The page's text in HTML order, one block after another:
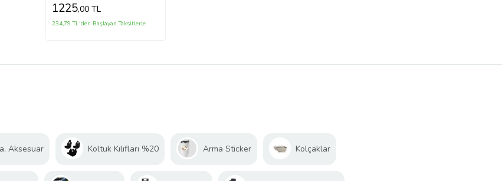
1225,00 TL
234,79 TL'den Başlayan Taksitlerle
Aksesuar Koltuk Kılıfları %20 Arma Sticker Kolçaklar